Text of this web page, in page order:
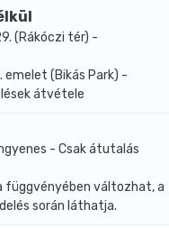
Európai
vizsgálatai is
édesíthetik
a fogyókúrába
A
meg a
fel, a nyírfacukor
ki
(Rákóczi tér) -
emelet (Bikás Park) -
átvétele
- Csak átutalás
függvényében változhat, a
során láthatja.